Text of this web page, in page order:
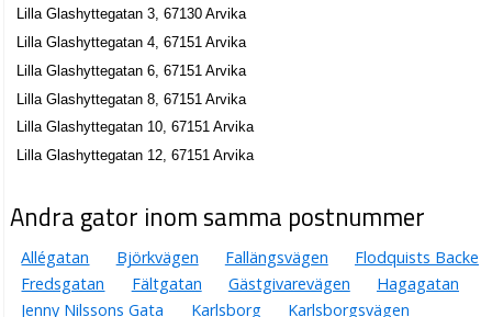
Lilla Glashyttegatan 3, 67130 Arvika
Lilla Glashyttegatan 4, 67151 Arvika
Lilla Glashyttegatan 6, 67151 Arvika
Lilla Glashyttegatan 8, 67151 Arvika
Lilla Glashyttegatan 10, 67151 Arvika
Lilla Glashyttegatan 12, 67151 Arvika
Andra gator inom samma postnummer
Allégatan Björkvägen Fallängsvägen
Flodquists Backe
Fredsgatan
Fältgatan Gästgivarevägen
Hagagatan
Jenny Nilssons Gata
Karlsborg Karlsborgsvägen